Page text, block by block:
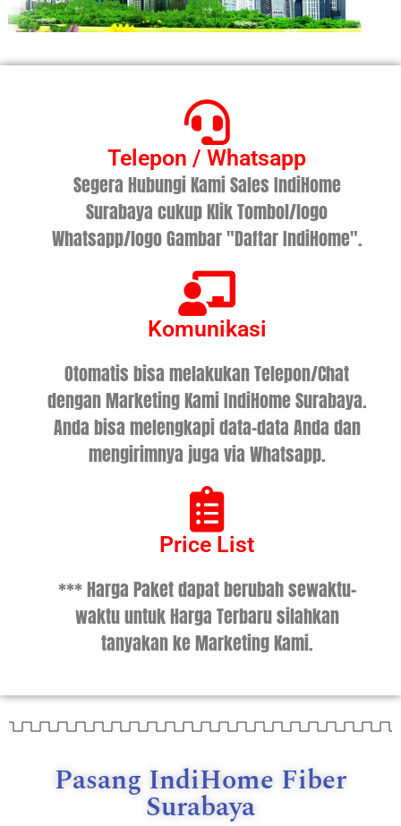
Telepon / Whatsapp
Segera Hubungi Kami Sales IndiHome
Surabaya cukup Klik Tombol/logo
Whatsapp/logo Gambar "Daftar IndiHome".
Komunikasi
Otomatis bisa melakukan Telepon/Chat
dengan Marketing Kami IndiHome Surabaya.
Anda bisa melengkapi data-data Anda dan
mengirimnya juga via Whatsapp.
Price List
*** Harga Paket dapat berubah sewaktu-
waktu untuk Harga Terbaru silahkan
tanyakan ke Marketing Kami.
Pasang IndiHome Fiber
Surabaya